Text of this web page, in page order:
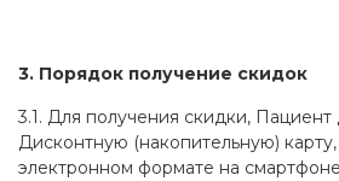
3. Порядок получение скидок
3.1. Для получения скидки,
Дисконтную (накопительную)
электронном формате на